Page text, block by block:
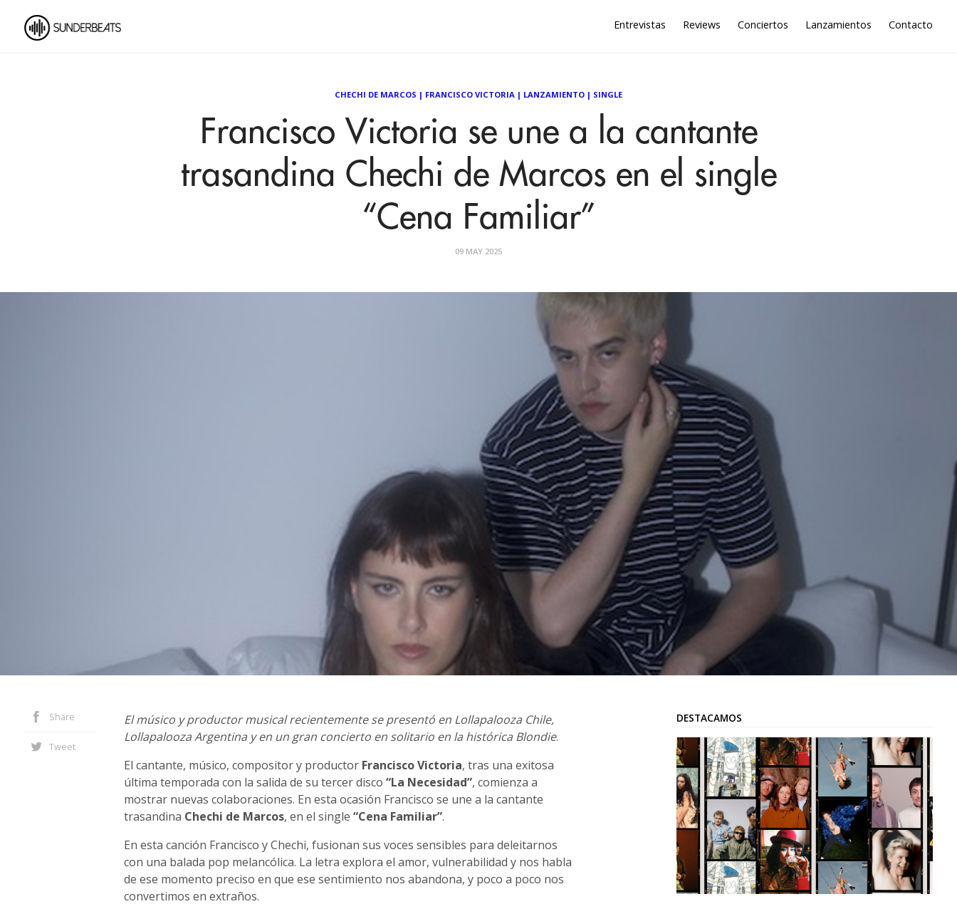
Entrevistas Reviews Conciertos Lanzamientos Contacto
CHECHI DE MARCOS | FRANCISCO VICTORIA | LANZAMIENTO | SINGLE
Francisco Victoria se une a la cantante
trasandina Chechi de Marcos en el single
“Cena Familiar”
09 MAY 2025
Share
Tweet
El músico y productor musical recientemente se presentó en Lollapalooza Chile,
Lollapalooza Argentina y en un gran concierto en solitario en la histórica Blondie.
El cantante, músico, compositor y productor Francisco Victoria, tras una exitosa
última temporada con la salida de su tercer disco “La Necesidad”, comienza a
mostrar nuevas colaboraciones. En esta ocasión Francisco se une a la cantante
trasandina Chechi de Marcos, en el single “Cena Familiar”.
En esta canción Francisco y Chechi, fusionan sus voces sensibles para deleitarnos
con una balada pop melancólica. La letra explora el amor, vulnerabilidad y nos habla
de ese momento preciso en que ese sentimiento nos abandona, y poco a poco nos
convertimos en extraños.
DESTACAMOS